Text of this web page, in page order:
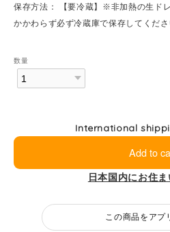
保存方法： 【要冷蔵】※非加熱の生ド
かかわらず必ず冷蔵庫で保存してくださ
数量
International
Add to
日本国内にお住
この商品をアプ